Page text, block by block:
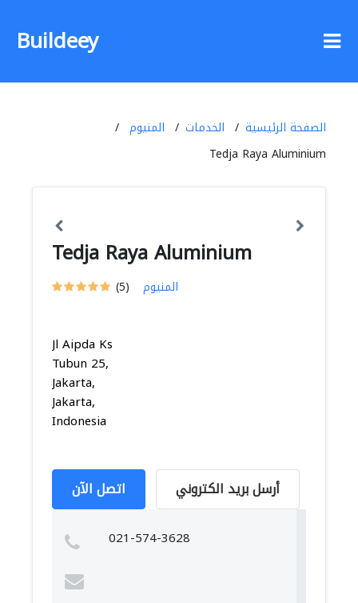
Buildeey
الصفحة الرئيسية الخدمات
المنيوم
Tedja Raya Aluminium
Tedja Raya Aluminium
(5) المنيوم
Jl Aipda Ks
Tubun 25,
Jakarta,
Jakarta,
Indonesia
اتصل الآن أرسل بريد الكتروني
021-574-3628